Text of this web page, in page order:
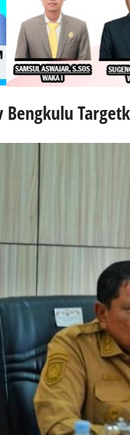
Bengkulu